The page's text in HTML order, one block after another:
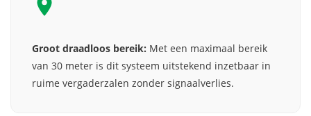
Groot draadloos bereik: Met een maximaal bereik
van 30 meter is dit systeem uitstekend inzetbaar in
ruime vergaderzalen zonder signaalverlies.